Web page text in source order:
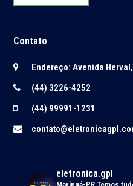
Contato
Endereço: Avenida
(44) 3226-4252
(44) 99991-1231
eletronica.gpl